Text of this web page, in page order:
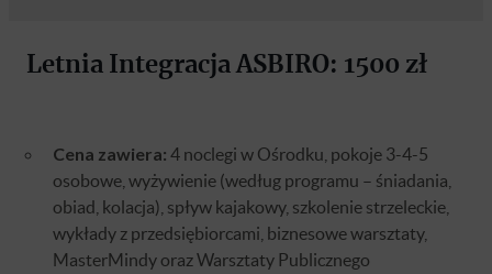
Letnia Integracja ASBIRO: 1500 zł
Cena zawiera: 4 noclegi w Ośrodku, pokoje 3-4-5
osobowe, wyżywienie (według programu – śniadania,
obiad, kolacja), spływ kajakowy, szkolenie strzeleckie,
wykłady z przedsiębiorcami, biznesowe warsztaty,
MasterMindy oraz Warsztaty Publicznego